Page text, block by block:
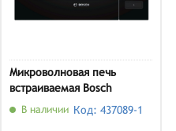
Микроволновая печь
встраиваемая Bosch
BFL520MB0
В наличии Код: 437089-1